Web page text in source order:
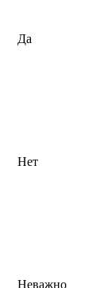
Да
Нет
Неважно